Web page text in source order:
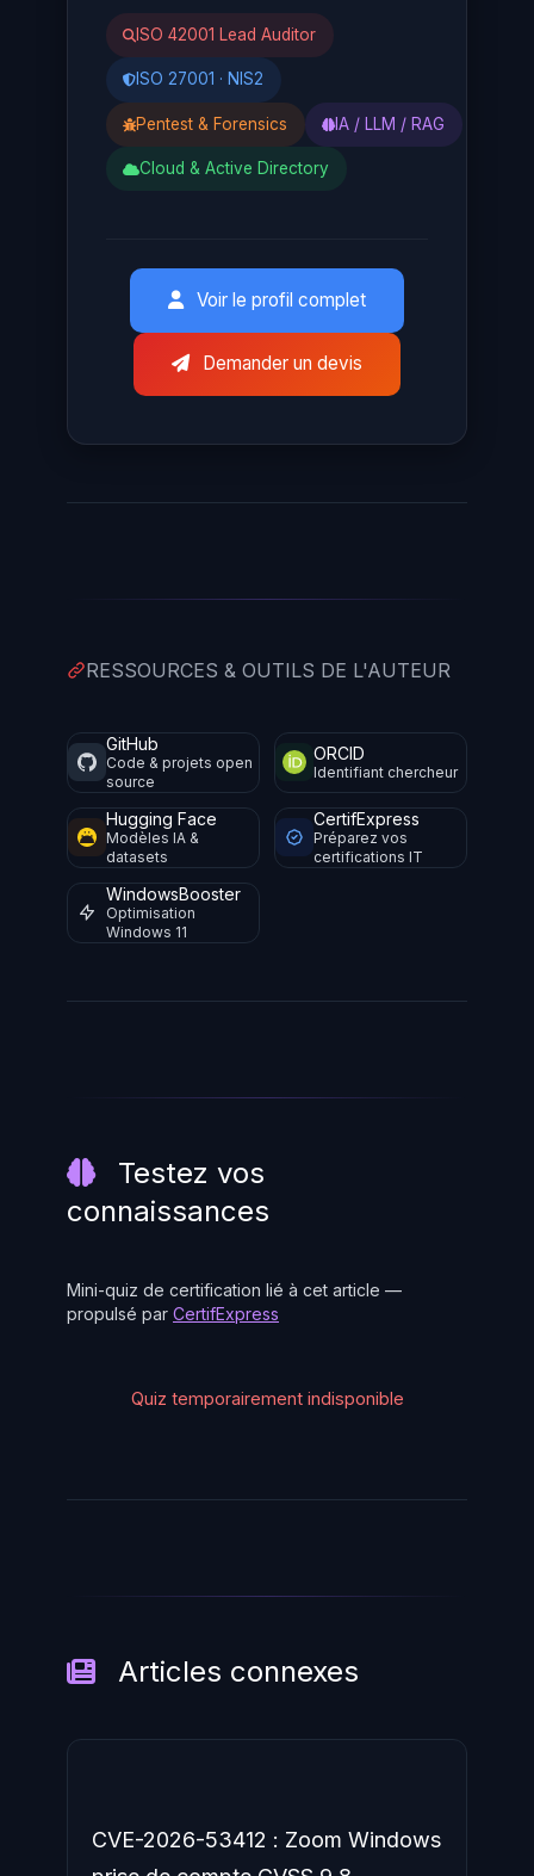
ISO 42001 Lead Auditor
ISO 27001 · NIS2
Pentest & Forensics IA / LLM / RAG
Cloud & Active Directory
Voir le profil complet
Demander un devis
RESSOURCES & OUTILS DE L'AUTEUR
GitHub
Code & projets open
source
ORCID
Identifiant chercheur
Hugging Face
Modèles IA &
datasets
CertifExpress
Préparez vos
certifications IT
WindowsBooster
Optimisation
Windows 11
Testez vos
connaissances
Mini-quiz de certification lié à cet article —
propulsé par CertifExpress
Quiz temporairement indisponible
Articles connexes
CVE-2026-53412 : Zoom Windows